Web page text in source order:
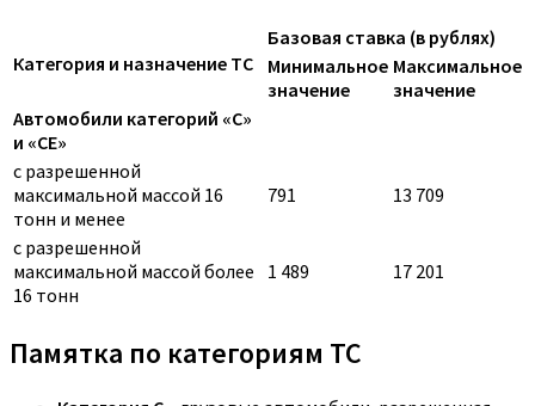
Категория и назначение ТС
Базовая ставка (в рублях)
Минимальное
значение
Максимальное
значение
Автомобили категорий «C»
и «CE»
с разрешенной
максимальной массой 16
тонн и менее
791 13 709
с разрешенной
максимальной массой более
16 тонн
1 489 17 201
Памятка по категориям ТС